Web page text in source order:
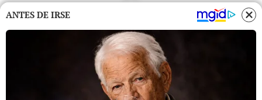
ANTES DE IRSE